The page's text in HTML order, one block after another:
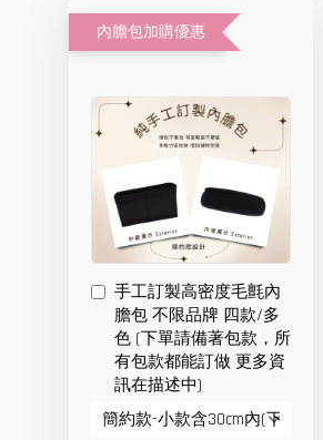
內膽包加購優惠
手工訂製高密度毛氈內
膽包 不限品牌 四款/多
色 (下單請備著包款，所
有包款都能訂做 更多資
訊在描述中)